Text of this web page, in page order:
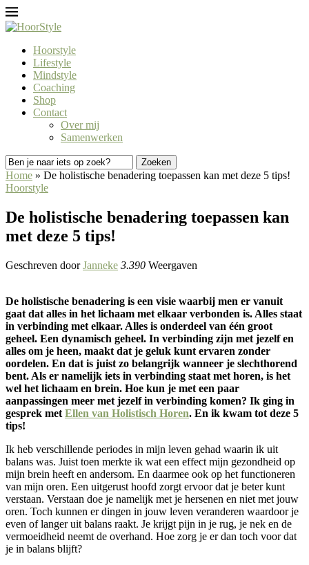
Hoorstyle
Lifestyle
Mindstyle
Coaching
Shop
Contact
Over mij
Samenwerken
Home » De holistische benadering toepassen kan met deze 5 tips!
Hoorstyle
De holistische benadering toepassen kan
met deze 5 tips!
Geschreven doorJanneke 3.390 Weergaven
De holistische benadering is een visie waarbij men er vanuit
gaat dat alles in het lichaam met elkaar verbonden is. Alles staat
in verbinding met elkaar. Alles is onderdeel van één groot
geheel. Een dynamisch geheel. In verbinding zijn met jezelf en
alles om je heen, maakt dat je geluk kunt ervaren zonder
oordelen. En dat is juist zo belangrijk wanneer je slechthorend
bent. Als er namelijk iets in verbinding staat met horen, is het
wel het lichaam en brein. Hoe kun je met een paar
aanpassingen meer met jezelf in verbinding komen? Ik ging in
gesprek met Ellen van Holistisch Horen. En ik kwam tot deze 5
tips!
Ik heb verschillende periodes in mijn leven gehad waarin ik uit
balans was. Juist toen merkte ik wat een effect mijn gezondheid op
mijn brein heeft en andersom. En daarmee ook op het functioneren
van mijn oren. Een uitgerust hoofd zorgt ervoor dat je beter kunt
verstaan. Verstaan doe je namelijk met je hersenen en niet met jouw
oren. Toch kunnen er dingen in jouw leven veranderen waardoor je
even of langer uit balans raakt. Je krijgt pijn in je rug, je nek en de
vermoeidheid neemt de overhand. Hoe zorg je er dan toch voor dat
je in balans blijft?